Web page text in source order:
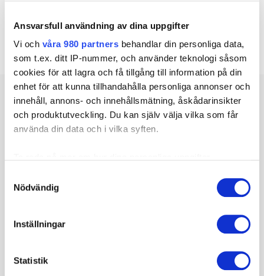
Ansvarsfull användning av dina uppgifter
Vi och våra 980 partners behandlar din personliga data,
som t.ex. ditt IP-nummer, och använder teknologi såsom
cookies för att lagra och få tillgång till information på din
enhet för att kunna tillhandahålla personliga annonser och
innehåll, annons- och innehållsmätning, åskådarinsikter
och produktutveckling. Du kan själv välja vilka som får
använda din data och i vilka syften.
Du kan ändra eller dra tillbaka ditt samtycke när som
Vi använder enhetsidentifierare för att anpassa innehållet
för sociala medier och analysera vår trafik. Vi
vidarebefordrar även sådana identifierare och annan
Nödvändig
Inställningar
Statistik
Välkommen till oss!
Relaterat
Läs mer
Vi har öppet hela sommaren.